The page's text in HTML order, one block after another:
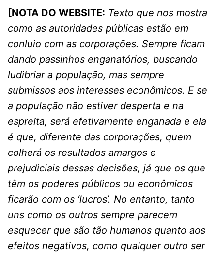
[NOTA DO WEBSITE: Texto que nos mostra
como as autoridades públicas estão em
conluio com as corporações. Sempre ficam
dando passinhos enganatórios, buscando
ludibriar a população, mas sempre
submissos aos interesses econômicos. E se
a população não estiver desperta e na
espreita, será efetivamente enganada e ela
é que, diferente das corporações, quem
colherá os resultados amargos e
prejudiciais dessas decisões, já que os que
têm os poderes públicos ou econômicos
ficarão com os ‘lucros’. No entanto, tanto
uns como os outros sempre parecem
esquecer que são tão humanos quanto aos
efeitos negativos, como qualquer outro ser